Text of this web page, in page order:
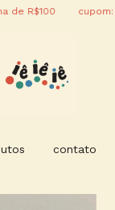
cupom: IEIEIE10
contato